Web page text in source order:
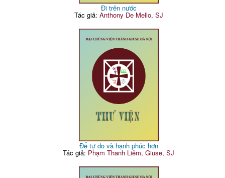
Đi trên nước
Tác giả: Anthony De Mello, SJ
Để tự do và hạnh phúc hơn
Tác giả: Phạm Thanh Liêm, Giuse, SJ